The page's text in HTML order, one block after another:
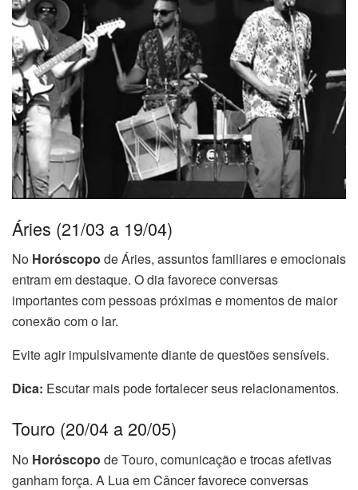
Áries (21/03 a 19/04)
No Horóscopo de Áries, assuntos familiares e emocionais
entram em destaque. O dia favorece conversas
importantes com pessoas próximas e momentos de maior
conexão com o lar.
Evite agir impulsivamente diante de questões sensíveis.
Dica: Escutar mais pode fortalecer seus relacionamentos.
Touro (20/04 a 20/05)
No Horóscopo de Touro, comunicação e trocas afetivas
ganham força. A Lua em Câncer favorece conversas